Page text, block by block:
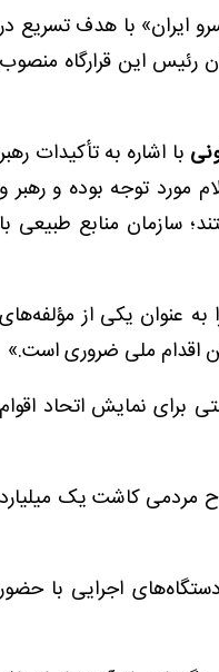
ایران» با هدف تسریع در
رئیس این قرارگاه منصوب
با اشاره به تأکیدات رهبر
مورد توجه بوده و رهبر و
سازمان منابع طبیعی با
عنوان یکی از مؤلفه‌های
اقدام ملی ضروری است.»
برای نمایش اتحاد اقوام
مردمی کاشت یک میلیارد
اجرایی با حضور